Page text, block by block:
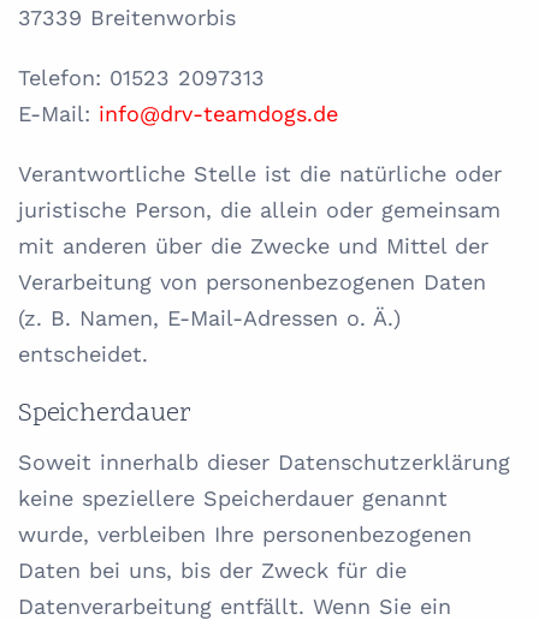
37339 Breitenworbis
Telefon: 01523 2097313
E-Mail: info@drv-teamdogs.de
Verantwortliche Stelle ist die natürliche oder
juristische Person, die allein oder gemeinsam
mit anderen über die Zwecke und Mittel der
Verarbeitung von personenbezogenen Daten
(z. B. Namen, E-Mail-Adressen o. Ä.)
entscheidet.
Speicherdauer
Soweit innerhalb dieser Datenschutzerklärung
keine speziellere Speicherdauer genannt
wurde, verbleiben Ihre personenbezogenen
Daten bei uns, bis der Zweck für die
Datenverarbeitung entfällt. Wenn Sie ein